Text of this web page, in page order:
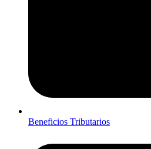
Beneficios Tributarios